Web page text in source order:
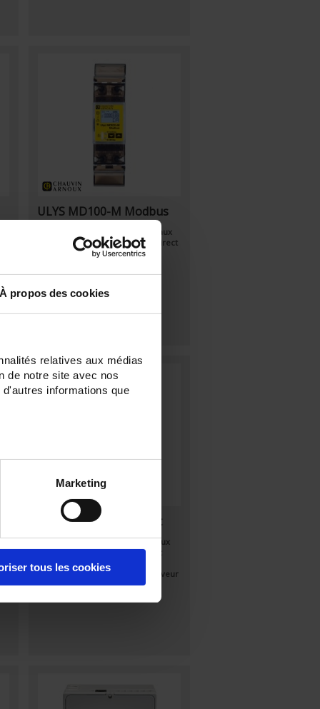
À propos des cookies
relatives aux médias
de notre site avec nos
informations que
Marketing
tous les cookies
ULYS MD100-M Modbus
Compteur d'énérgie pour réseaux
monophasés - Raccordement direct
jusque 100A - MID – Modbus
ULYS TD80-M Ethernet
Compteur d'énergie pour réseaux
triphasés - Raccordement direct
jusque 80 A - Ethernet,
enregistrement et envoi sur serveur
FTP - MID